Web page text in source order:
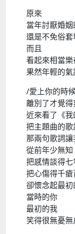
原來
當年討厭婚
還是不免俗套
而且
看起來相當樂
果然年輕的
/愛上你的時
離別了才覺
近來看了《我
把主題曲的
那兩句歌詞
從前年少無知
把感情談得
把心傷得千瘡
卻懷念起最
當時的你
最初的我
笑得很無憂無